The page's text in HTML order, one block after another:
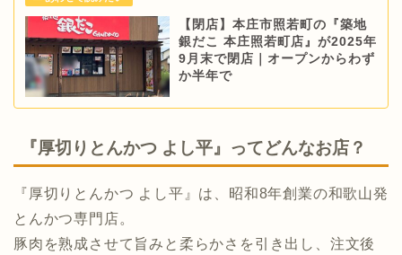
【閉店】本庄市照若町の『築地
銀だこ 本庄照若町店』が2025年
9月末で閉店｜オープンからわず
か半年で
『厚切りとんかつ よし平』ってどんなお店？
『厚切りとんかつ よし平』は、昭和8年創業の和歌山発
とんかつ専門店。
豚肉を熟成させて旨みと柔らかさを引き出し、注文後